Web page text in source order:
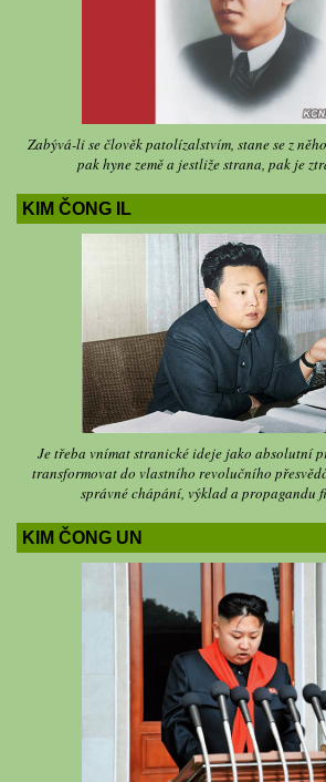
Zabývá-li se člověk patolízalstvím, stane se z
pak hyne země a jestliže strana, pak je
KIM ČONG IL
Je třeba vnímat stranické ideje jako absolutní
transformovat do vlastního revolučního
správné chápání, výklad a propagandu
KIM ČONG UN